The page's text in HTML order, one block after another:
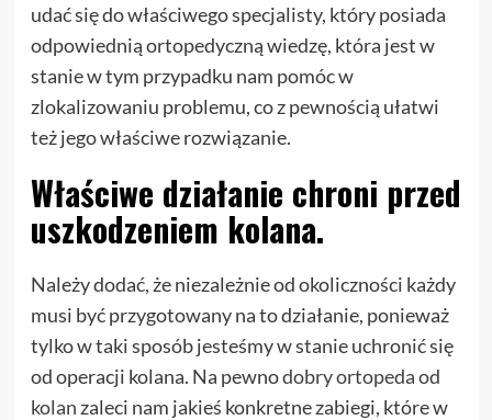
udać się do właściwego specjalisty, który posiada
odpowiednią ortopedyczną wiedzę, która jest w
stanie w tym przypadku nam pomóc w
zlokalizowaniu problemu, co z pewnością ułatwi
też jego właściwe rozwiązanie.
Właściwe działanie chroni przed
uszkodzeniem kolana.
Należy dodać, że niezależnie od okoliczności każdy
musi być przygotowany na to działanie, ponieważ
tylko w taki sposób jesteśmy w stanie uchronić się
od operacji kolana. Na pewnodobry ortopeda od
kolan zaleci nam jakieś konkretne zabiegi, które w